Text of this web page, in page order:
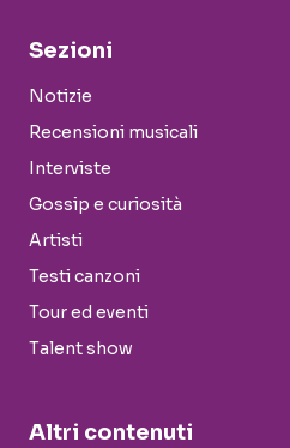
Sezioni
Notizie
Recensioni musicali
Interviste
Gossip e curiosità
Artisti
Testi canzoni
Tour ed eventi
Talent show
Altri contenuti